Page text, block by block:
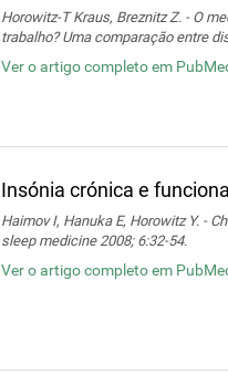
Horowitz-T Kraus, Breznitz Z. - O
trabalho? Uma comparação entre
Ver o artigo completo em
Insónia crónica e
Haimov I, Hanuka E, Horowitz Y. -
sleep medicine 2008; 6:32-54.
Ver o artigo completo em